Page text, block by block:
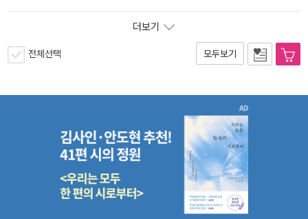
더보기
전체선택 모두보기